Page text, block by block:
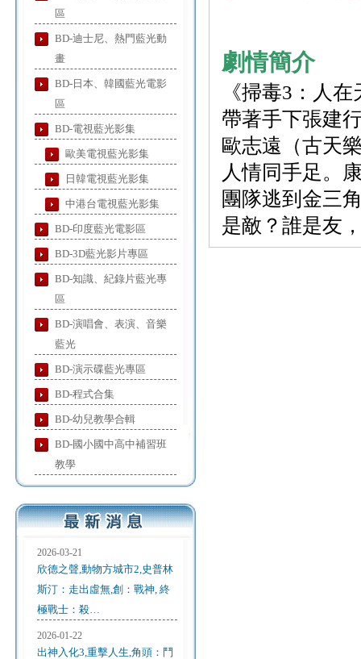
區
BD-迪士尼、熱門藍光動
畫
BD-日本、韓國藍光電影
區
BD-電視藍光影集
歐美電視藍光影集
日韓電視藍光影集
中港台電視藍光影集
BD-印度藍光電影區
BD-3D藍光影片專區
BD-知識、紀錄片藍光專
區
BD-演唱會、表演、音樂
藍光
BD-演示碟藍光專區
BD-程式合集
BD-幼兒教學合輯
BD-國小國中高中補習班
教學
2026-03-21
欣德之聲,動物方城市2,史普林
斯汀：走出虛無,創：戰神, 終
極戰士：殺…
2026-01-22
出神入化3,重擊人生,角頭：鬥
劇情簡介
《掃毒3：人
帶著手下張建
歐志遠（古天
人情同手足。
團隊逃到金三
是敵？誰是友